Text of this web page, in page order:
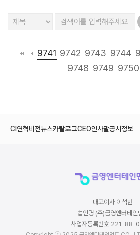
9741 9742 9743 9744
9748 9749 9750
CI 연혁비전뉴스카탈로그CEO인사말공시정보
대표이사 이석현
법인명 (주)금영엔터테인
사업자등록번호 221-88-